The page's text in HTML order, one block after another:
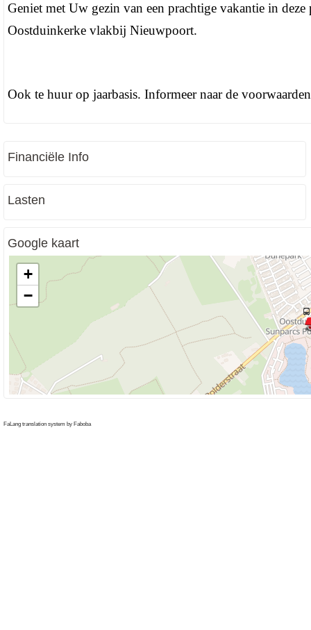
Geniet met Uw gezin van een prachtige vakantie in
Oostduinkerke vlakbij Nieuwpoort.
Ook te huur op jaarbasis. Informeer naar de
Financiële Info
Lasten
Google kaart
+
−
FaLang translation system by Faboba